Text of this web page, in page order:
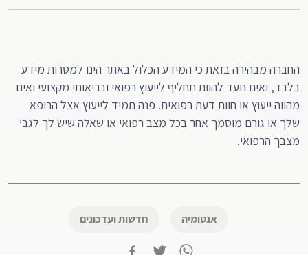
החברה מבהירה בזאת כי המידע הכלול באתר הינו למטרות מידע
בלבד, ואינו נועד להוות תחליף לייעוץ רפואי ובריאותי מקצועי ואינו
מהווה ייעוץ או חוות דעת רפואית. פנה תמיד לייעוץ אצל הרופא
שלך או גורם מוסמך אחר בכל מצב רפואי או שאלה שיש לך לגבי
מצבך הרפואי.
אנטומיה חדשות ועדכונים